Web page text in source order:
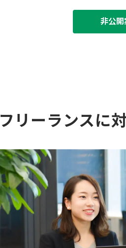
非公
フリーランスに